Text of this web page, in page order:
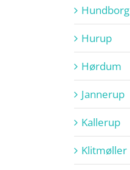
Hundborg
Hurup
Hørdum
Jannerup
Kallerup
Klitmøller